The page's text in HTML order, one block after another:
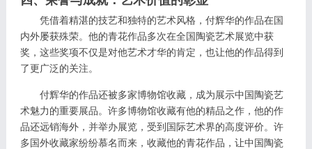
凭借着精湛的技艺和独特的艺术风格，付辉华的作品在国
内外屡获殊荣。他的青花作品多次在全国陶瓷艺术展览中获
奖，这些奖项不仅是对他艺术才华的肯定，也让他的作品得到
了更广泛的关注。
付辉华的作品还被多家博物馆收藏，成为展示中国陶瓷艺
术魅力的重要展品。许多博物馆收藏有他的精品之作，他的作
品还远销海外，并举办展览，受到国际艺术界的高度评价。许
多国外收藏家纷纷慕名而来，收藏他的青花作品，让中国陶瓷